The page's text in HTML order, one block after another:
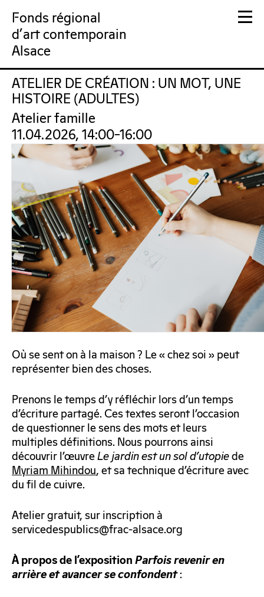
Fonds régional
d'art contemporain
Alsace
FRAC Alsace
ATELIER DE CRÉATION : UN MOT, UNE
HISTOIRE (ADULTES)
Atelier famille
11.04.2026, 14:00–16:00
Où se sent on à la maison ? Le « chez soi » peut
représenter bien des choses.
Prenons le temps d’y réfléchir lors d’un temps
d’écriture partagé. Ces textes seront l’occasion
de questionner le sens des mots et leurs
multiples définitions. Nous pourrons ainsi
découvrir l’œuvreLe jardin est un sol d’utopiede
Myriam Mihindou, et sa technique d’écriture avec
du fil de cuivre.
Atelier gratuit, sur inscription à
servicedespublics@frac-alsace.org
À propos de l’expositionParfois revenir en
arrière et avancer se confondent: